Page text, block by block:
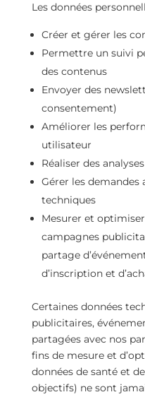
Les données
Créer et gérer les
Permettre un suivi
des contenus
Envoyer des
consentement)
Améliorer les
utilisateur
Réaliser des
Gérer les
techniques
Mesurer et
campagnes
partage
d’inscription et
Certaines données
publicitaires,
partagées avec nos
fins de mesure et
données de santé et
objectifs) ne sont